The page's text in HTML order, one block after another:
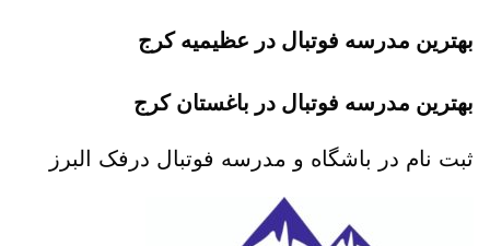
بهترین مدرسه فوتبال در عظیمیه کرج
بهترین مدرسه فوتبال در باغستان کرج
ثبت نام در باشگاه و مدرسه فوتبال درفک البرز